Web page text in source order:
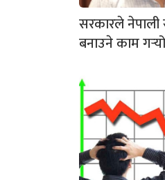
सरकारले नेपाली
बनाउने काम